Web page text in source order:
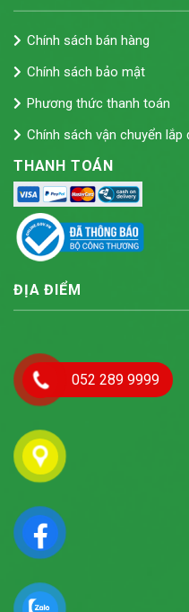
Chính sách bán hàng
Chính sách bảo mật
Phương thức thanh toán
Chính sách vận chuyển lắp
THANH TOÁN
ĐỊA ĐIỂM
052 289 9999